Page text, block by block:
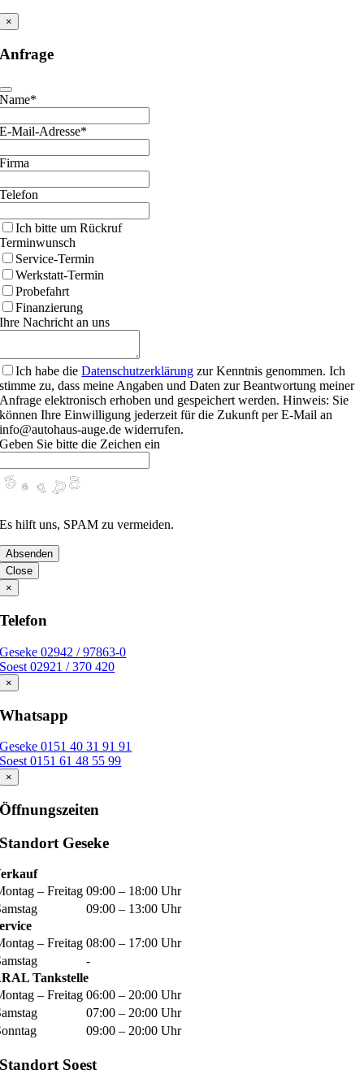
×
Anfrage
Name*
Contact
E-Mail-Adresse*
Firma
Telefon
Ich bitte um Rückruf
Terminwunsch
Service-Termin
Werkstatt-Termin
Probefahrt
Finanzierung
Ihre Nachricht an uns
Ich habe dieDatenschutzerklärung zur Kenntnis genommen. Ich
stimme zu, dass meine Angaben und Daten zur Beantwortung meiner
Anfrage elektronisch erhoben und gespeichert werden. Hinweis: Sie
können Ihre Einwilligung jederzeit für die Zukunft per E-Mail an
info@autohaus-auge.de widerrufen.
Geben Sie bitte die Zeichen ein
Es hilft uns, SPAM zu vermeiden.
Absenden
Close
×
Telefon
Geseke 02942 / 97863-0
Soest 02921 / 370 420
×
Whatsapp
Geseke 0151 40 31 91 91
Soest 0151 61 48 55 99
×
Öffnungszeiten
Standort Geseke
– Freitag 09:00 – 18:00 Uhr
09:00 – 13:00 Uhr
– Freitag 08:00 – 17:00 Uhr
-
Tankstelle
– Freitag 06:00 – 20:00 Uhr
07:00 – 20:00 Uhr
09:00 – 20:00 Uhr
Standort Soest